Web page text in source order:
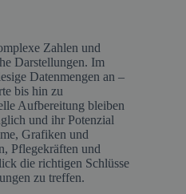
Zahlen und
Darstellungen. Im
Datenmengen an –
bis hin zu
Aufbereitung bleiben
und ihr Potenzial
Grafiken und
Pflegekräften und
die richtigen Schlüsse
zu treffen.